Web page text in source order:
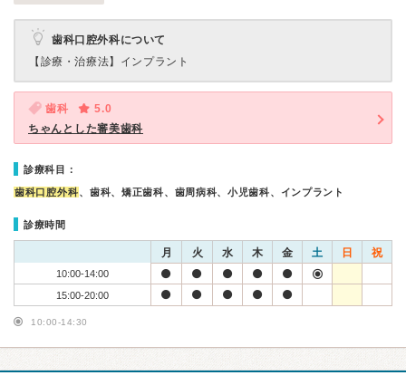
歯科口腔外科について
【診療・治療法】 インプラント
歯科
5.0
ちゃんとした審美歯科
診療科目：
歯科口腔外科、歯科、矯正歯科、歯周病科、小児歯科、インプラント
診療時間
月 火 水 木 金 土 日 祝
10:00-14:00
15:00-20:00
10:00-14:30